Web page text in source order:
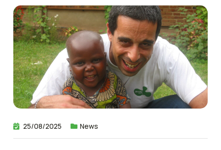
25/08/2025 News